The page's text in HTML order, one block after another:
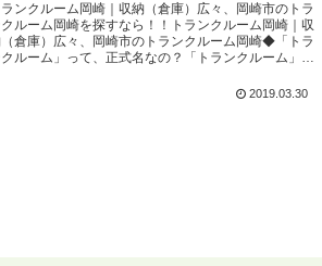
ランクルーム岡崎｜収納（倉庫）広々、岡崎市のトラ
ルーム岡崎を探すなら！！トランクルーム岡崎｜収
倉庫）広々、岡崎市のトランクルーム岡崎◆「トラ
ルーム」って、正式名なの？「トランクルーム」に
2019.03.30